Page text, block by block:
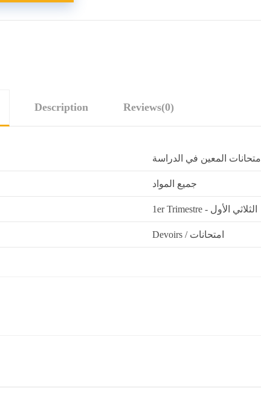
Description Reviews(0)
امتحانات المعين في الدراسة
جميع المواد
1er Trimestre - الثلاثي الأول
Devoirs / امتحانات